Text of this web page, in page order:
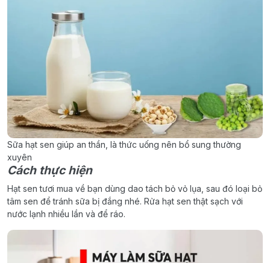
Sữa hạt sen giúp an thần, là thức uống nên bổ sung thường
xuyên
Cách thực hiện
Hạt sen tươi mua về bạn dùng dao tách bỏ vỏ lụa, sau đó loại bỏ
tâm sen để tránh sữa bị đắng nhé. Rửa hạt sen thật sạch với
nước lạnh nhiều lần và để ráo.